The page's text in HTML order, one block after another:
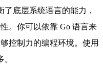
底层系统语言的能力，
。你可以依靠 Go 语言来
控制力的编程环境。使用